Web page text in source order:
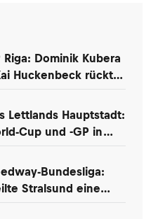
Riga: Dominik Kubera
Huckenbeck rückt
Lettlands Hauptstadt:
Cup und -GP in
Bundesliga:
Stralsund eine